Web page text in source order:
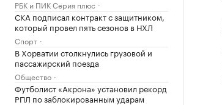
РБК и ПИК Серия плюс
СКА подписал контракт с защитником,
который провел пять сезонов в НХЛ
Спорт
В Хорватии столкнулись грузовой и
пассажирский поезда
Общество
Футболист «Акрона» установил рекорд
РПЛ по заблокированным ударам